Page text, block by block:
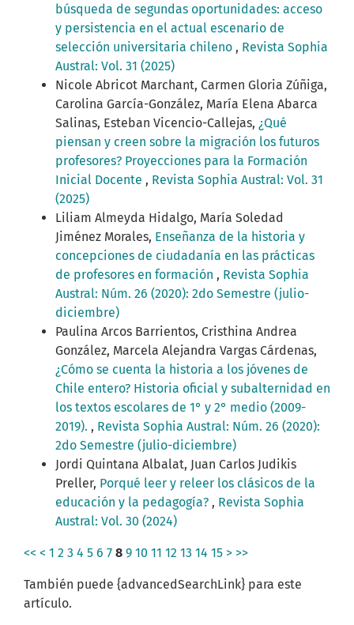
búsqueda de segundas oportunidades: acceso
y persistencia en el actual escenario de
selección universitaria chileno , Revista Sophia
Austral: Vol. 31 (2025)
Nicole Abricot Marchant, Carmen Gloria Zúñiga,
Carolina García-González, María Elena Abarca
Salinas, Esteban Vicencio-Callejas, ¿Qué
piensan y creen sobre la migración los futuros
profesores? Proyecciones para la Formación
Inicial Docente , Revista Sophia Austral: Vol. 31
(2025)
Liliam Almeyda Hidalgo, María Soledad
Jiménez Morales, Enseñanza de la historia y
concepciones de ciudadanía en las prácticas
de profesores en formación , Revista Sophia
Austral: Núm. 26 (2020): 2do Semestre (julio-
diciembre)
Paulina Arcos Barrientos, Cristhina Andrea
González, Marcela Alejandra Vargas Cárdenas,
¿Cómo se cuenta la historia a los jóvenes de
Chile entero? Historia oficial y subalternidad en
los textos escolares de 1° y 2° medio (2009-
2019). , Revista Sophia Austral: Núm. 26 (2020):
2do Semestre (julio-diciembre)
Jordi Quintana Albalat, Juan Carlos Judikis
Preller, Porqué leer y releer los clásicos de la
educación y la pedagogía? , Revista Sophia
Austral: Vol. 30 (2024)
<< < 1 2 3 4 5 6 7 8 9 10 11 12 13 14 15 > >>
También puede {advancedSearchLink} para este
artículo.